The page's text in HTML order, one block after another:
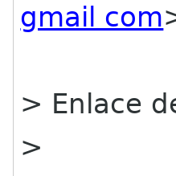
gmail com
> Enlace
>